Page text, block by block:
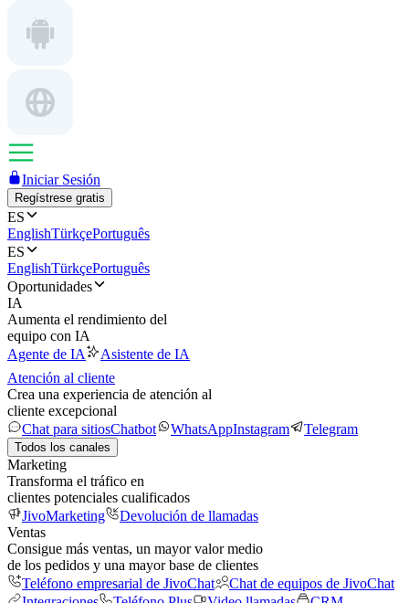
Iniciar Sesión
Regístrese gratis
ES
EnglishTürkçePortuguês
ES
EnglishTürkçePortuguês
Oportunidades
IA
Aumenta el rendimiento del
equipo con IA
Agente de IA
Asistente de IA
Atención al cliente
Crea una experiencia de atención al
cliente excepcional
Chat para sitiosChatbot WhatsAppInstagram Telegram
Todos los canales
Marketing
Transforma el tráfico en
clientes potenciales cualificados
JivoMarketing
Devolución de llamadas
Ventas
Consigue más ventas, un mayor valor medio
de los pedidos y una mayor base de clientes
Teléfono empresarial de JivoChat
Chat de equipos de JivoChat